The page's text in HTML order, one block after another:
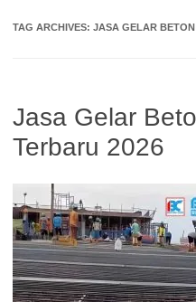
TAG ARCHIVES: JASA GELAR
Jasa Gelar
Terbaru 2026